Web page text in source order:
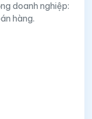
doanh nghiệp:
hàng.